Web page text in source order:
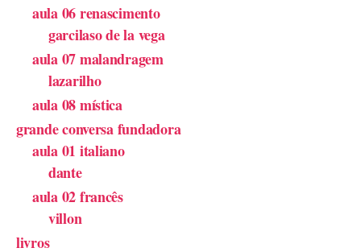
aula 06 renascimento
garcilaso de la vega
aula 07 malandragem
lazarilho
aula 08 mística
grande conversa fundadora
aula 01 italiano
dante
aula 02 francês
villon
livros